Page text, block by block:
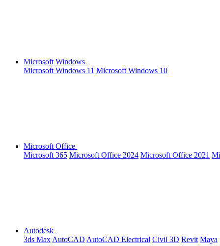
Microsoft Windows
Microsoft Windows 11 Microsoft Windows 10
Microsoft Office
Microsoft 365 Microsoft Office 2024 Microsoft Office 2021
Autodesk
3ds Max AutoCAD AutoCAD Electrical Civil 3D Revit Maya